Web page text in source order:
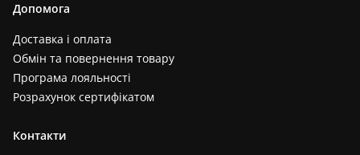
Допомога
Доставка і оплата
Обмін та повернення товару
Програма лояльності
Розрахунок сертифікатом
Контакти